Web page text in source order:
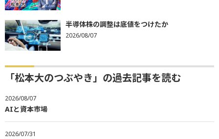
半導体株の調整は底値をつけたか
2026/08/07
「松本大のつぶやき」の過去記事を読む
2026/08/07
AIと資本市場
2026/07/31